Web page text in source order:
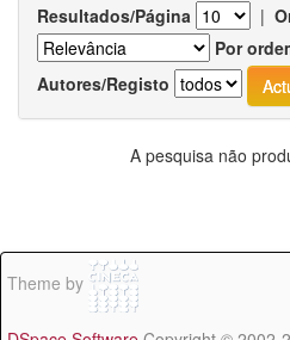
Resultados/Página |
Por
Autores/Registo
A pesquisa não
Theme by